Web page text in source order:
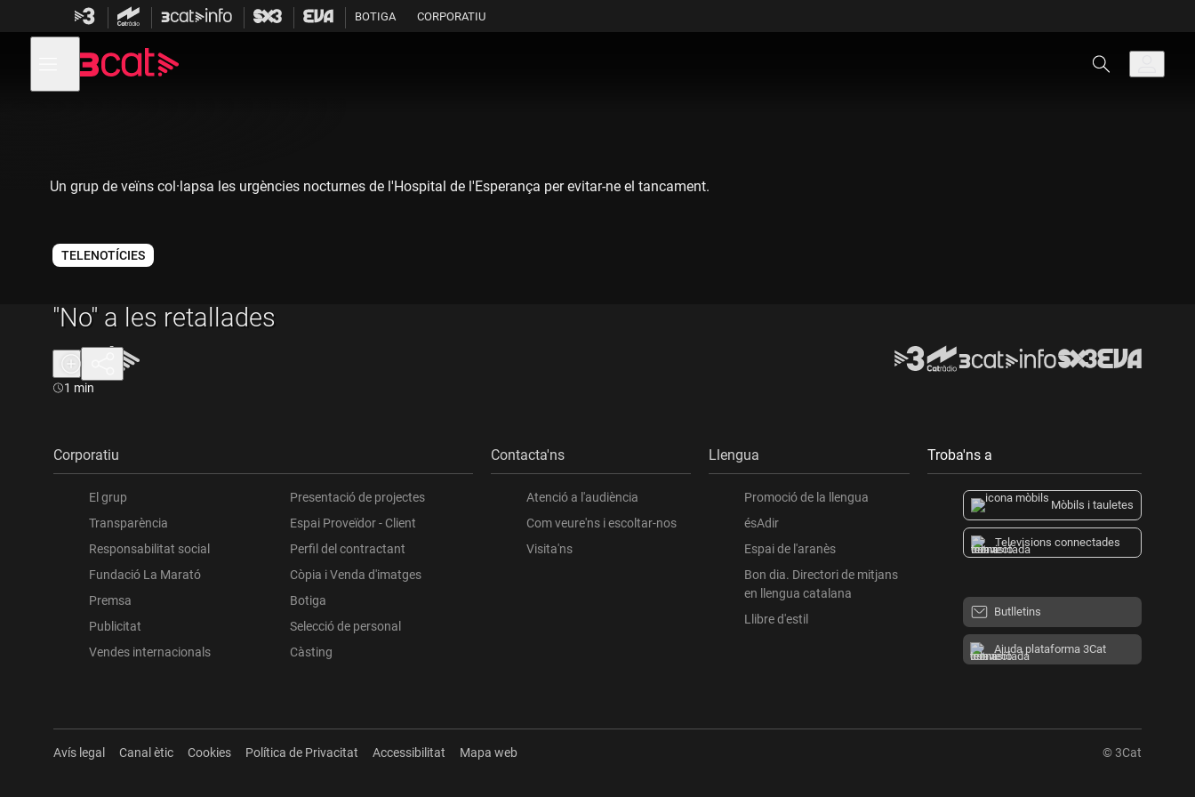
contingut
BOTIGA CORPORATIU
menú
de
TELENOTÍCIES
"No" a les retallades
Durada:
1 min
Un grup de veïns col·lapsa les urgències nocturnes de l'Hospital de l'Esperança per evitar-ne el tancament.
Corporatiu
El grup
Transparència
Responsabilitat social
Fundació La Marató
Premsa
Publicitat
Vendes internacionals
Presentació de projectes
Espai Proveïdor - Client
Perfil del contractant
Còpia i Venda d'imatges
Botiga
Selecció de personal
Càsting
Contacta'ns
Atenció a l'audiència
Com veure'ns i escoltar-nos
Visita'ns
Llengua
Promoció de la llengua
ésAdir
Espai de l'aranès
Bon dia. Directori de mitjans
en llengua catalana
Llibre d'estil
Troba'ns a
Mòbils i tauletes
Televisions connectades
Butlletins
Ajuda plataforma 3Cat
Avís legal Canal ètic Cookies Política de Privacitat Accessibilitat Mapa web © 3Cat